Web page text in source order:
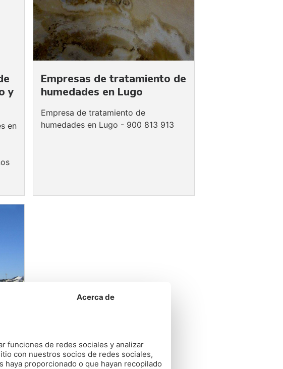
y
en
Empresas de tratamiento de
humedades en Lugo
Empresa de tratamiento de
humedades en Lugo - 900 813 913
Acerca de
funciones de redes sociales y analizar
con nuestros socios de redes sociales,
proporcionado o que hayan recopilado